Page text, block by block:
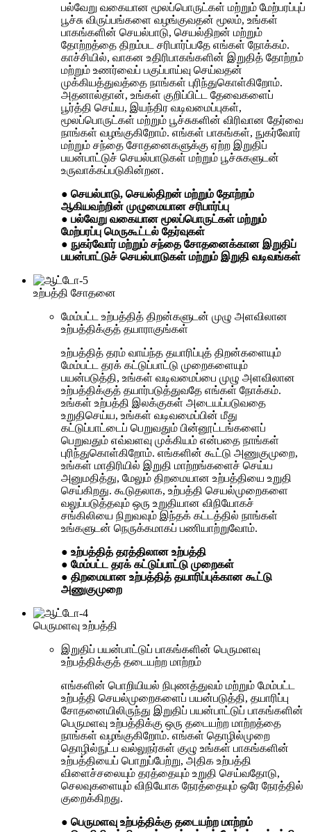
பல்வேறு வகையான மூலப்பொருட்கள் மற்றும் மேற்பரப்புப்
பூச்சு விருப்பங்களை வழங்குவதன் மூலம், உங்கள்
பாகங்களின் செயல்பாடு, செயல்திறன் மற்றும்
தோற்றத்தை திறம்பட சரிபார்ப்பதே எங்கள் நோக்கம்.
காச்சியில், வாகன உதிரிபாகங்களின் இறுதித் தோற்றம்
மற்றும் உணர்வைப் பகுப்பாய்வு செய்வதன்
முக்கியத்துவத்தை நாங்கள் புரிந்துகொள்கிறோம்.
அதனால்தான், உங்கள் குறிப்பிட்ட தேவைகளைப்
பூர்த்தி செய்ய, இயந்திர வடிவமைப்புகள்,
மூலப்பொருட்கள் மற்றும் பூச்சுகளின் விரிவான தேர்வை
நாங்கள் வழங்குகிறோம். எங்கள் பாகங்கள், நுகர்வோர்
மற்றும் சந்தை சோதனைகளுக்கு ஏற்ற இறுதிப்
பயன்பாட்டுச் செயல்பாடுகள் மற்றும் பூச்சுகளுடன்
உருவாக்கப்படுகின்றன.
● செயல்பாடு, செயல்திறன் மற்றும் தோற்றம்
ஆகியவற்றின் முழுமையான சரிபார்ப்பு
● பல்வேறு வகையான மூலப்பொருட்கள் மற்றும்
மேற்பரப்பு மெருகூட்டல் தேர்வுகள்
● நுகர்வோர் மற்றும் சந்தை சோதனைக்கான இறுதிப்
பயன்பாட்டுச் செயல்பாடுகள் மற்றும் இறுதி வடிவங்கள்
உற்பத்தி சோதனை
மேம்பட்ட உற்பத்தித் திறன்களுடன் முழு அளவிலான
உற்பத்திக்குத் தயாராகுங்கள்
உற்பத்தித் தரம் வாய்ந்த தயாரிப்புத் திறன்களையும்
மேம்பட்ட தரக் கட்டுப்பாட்டு முறைகளையும்
பயன்படுத்தி, உங்கள் வடிவமைப்பை முழு அளவிலான
உற்பத்திக்குத் தயார்படுத்துவதே எங்கள் நோக்கம்.
உங்கள் உற்பத்தி இலக்குகள் அடையப்படுவதை
உறுதிசெய்ய, உங்கள் வடிவமைப்பின் மீது
கட்டுப்பாட்டைப் பெறுவதும் பின்னூட்டங்களைப்
பெறுவதும் எவ்வளவு முக்கியம் என்பதை நாங்கள்
புரிந்துகொள்கிறோம். எங்களின் கூட்டு அணுகுமுறை,
உங்கள் மாதிரியில் இறுதி மாற்றங்களைச் செய்ய
அனுமதித்து, மேலும் திறமையான உற்பத்தியை உறுதி
செய்கிறது. கூடுதலாக, உற்பத்தி செயல்முறைகளை
வலுப்படுத்தவும் ஒரு உறுதியான விநியோகச்
சங்கிலியை நிறுவவும் இந்தக் கட்டத்தில் நாங்கள்
உங்களுடன் நெருக்கமாகப் பணியாற்றுவோம்.
● உற்பத்தித் தரத்திலான உற்பத்தி
● மேம்பட்ட தரக் கட்டுப்பாட்டு முறைகள்
● திறமையான உற்பத்தித் தயாரிப்புக்கான கூட்டு
அணுகுமுறை
பெருமளவு உற்பத்தி
இறுதிப் பயன்பாட்டுப் பாகங்களின் பெருமளவு
உற்பத்திக்குத் தடையற்ற மாற்றம்
எங்களின் பொறியியல் நிபுணத்துவம் மற்றும் மேம்பட்ட
உற்பத்தி செயல்முறைகளைப் பயன்படுத்தி, தயாரிப்பு
சோதனையிலிருந்து இறுதிப் பயன்பாட்டுப் பாகங்களின்
பெருமளவு உற்பத்திக்கு ஒரு தடையற்ற மாற்றத்தை
நாங்கள் வழங்குகிறோம். எங்கள் தொழில்முறை
தொழில்நுட்ப வல்லுநர்கள் குழு உங்கள் பாகங்களின்
உற்பத்தியைப் பொறுப்பேற்று, அதிக உற்பத்தி
விளைச்சலையும் தரத்தையும் உறுதி செய்வதோடு,
செலவுகளையும் விநியோக நேரத்தையும் ஒரே நேரத்தில்
குறைக்கிறது.
● பெருமளவு உற்பத்திக்கு தடையற்ற மாற்றம்